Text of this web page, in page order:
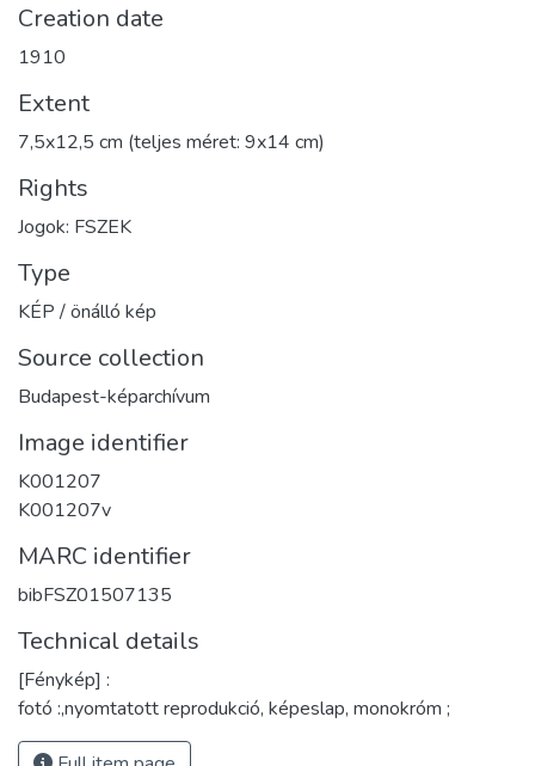
Creation date
1910
Extent
7,5x12,5 cm (teljes méret: 9x14 cm)
Rights
Jogok: FSZEK
Type
KÉP / önálló kép
Source collection
Budapest-képarchívum
Image identifier
K001207
K001207v
MARC identifier
bibFSZ01507135
Technical details
[Fénykép] :
fotó :,nyomtatott reprodukció, képeslap, monokróm ;